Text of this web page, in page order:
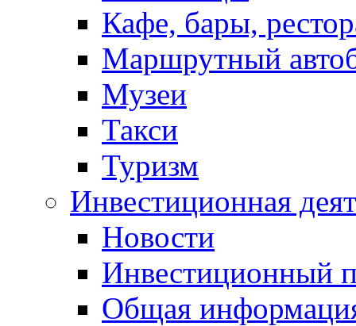
Кафе, бары,
Маршрутный
Музеи
Такси
Туризм
Инвестиционная
Новости
Инвестиционный
Общая